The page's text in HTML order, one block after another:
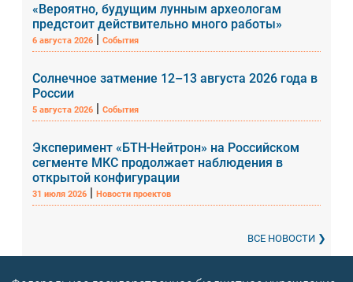
«Вероятно, будущим лунным археологам
предстоит действительно много работы»
6 августа 2026 |События
Солнечное затмение 12–13 августа 2026 года в
России
5 августа 2026 |События
Эксперимент «БТН-Нейтрон» на Российском
сегменте МКС продолжает наблюдения в
открытой конфигурации
31 июля 2026 |Новости проектов
ВСЕ НОВОСТИ